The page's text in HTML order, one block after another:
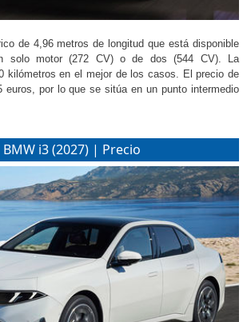
de 4,96 metros de longitud que está disponible
solo motor (272 CV) o de dos (544 CV). La
kilómetros en el mejor de los casos. El precio de
por lo que se sitúa en un punto intermedio
BMW i3 (2027) | Precio